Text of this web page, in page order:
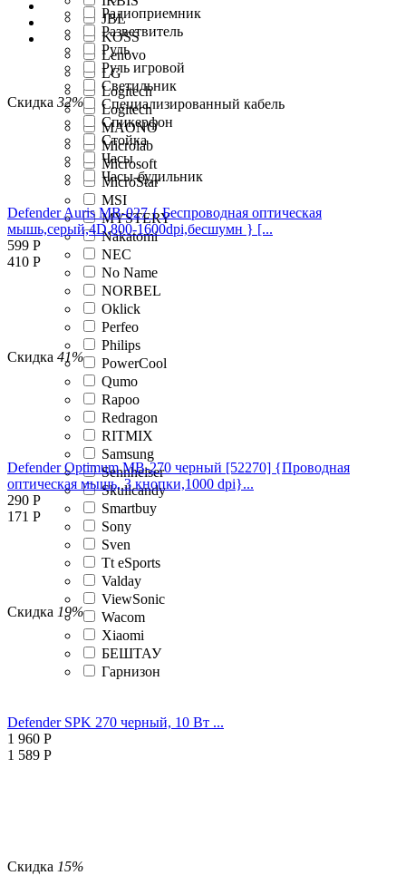
JBL
KOSS
Lenovo
LG
Logitech
Logitech
MAONO
Microlab
Microsoft
MicroStar
MSI
MYSTERY
Nakatomi
NEC
No Name
NORBEL
Oklick
Perfeo
Philips
PowerCool
Qumo
Rapoo
Redragon
RITMIX
Samsung
Sennheiser
Skullcandy
Smartbuy
Sony
Sven
Tt eSports
Valday
ViewSonic
Wacom
Xiaomi
БЕШТАУ
Гарнизон
Радиоприемник
Разветвитель
Руль
Руль игровой
Светильник
Специализированный кабель
Спикерфон
Стойка
Часы
Часы-будильник
Скидка 32%
Defender Auris MB-027 { Беспроводная оптическая
мышь,серый,4D,800-1600dpi,бесшумн } [...
599 Р
410 Р
Скидка 41%
Defender Optimum MB-270 черный [52270] {Проводная
оптическая мышь, 3 кнопки,1000 dpi}...
290 Р
171 Р
Скидка 19%
Defender SPK 270 черный, 10 Вт ...
1 960 Р
1 589 Р
Скидка 15%